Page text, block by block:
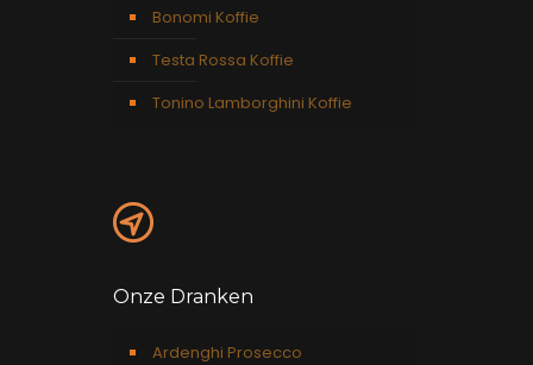
Bonomi Koffie
Testa Rossa Koffie
Tonino Lamborghini Koffie
Onze Dranken
Ardenghi Prosecco